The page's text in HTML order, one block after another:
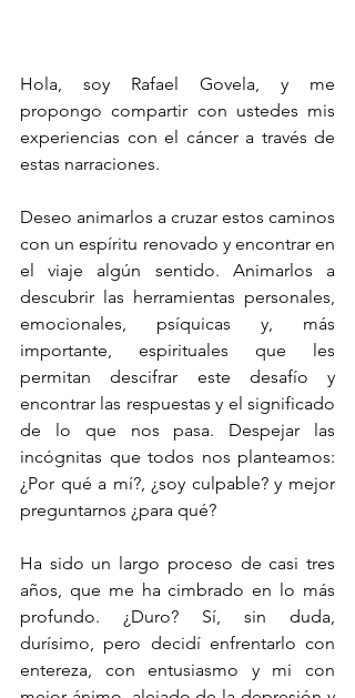
Hola, soy Rafael Govela, y me
propongo compartir con ustedes mis
experiencias con el cáncer a través de
estas narraciones.
Deseo animarlos a cruzar estos caminos
con un espíritu renovado y encontrar en
el viaje algún sentido. Animarlos a
descubrir las herramientas personales,
emocionales, psíquicas y, más
importante, espirituales que les
permitan descifrar este desafío y
encontrar las respuestas y el significado
de lo que nos pasa. Despejar las
incógnitas que todos nos planteamos:
¿Por qué a mí?, ¿soy culpable? y mejor
preguntarnos ¿para qué?
Ha sido un largo proceso de casi tres
años, que me ha cimbrado en lo más
profundo. ¿Duro? Sí, sin duda,
durísimo, pero decidí enfrentarlo con
entereza, con entusiasmo y mi con